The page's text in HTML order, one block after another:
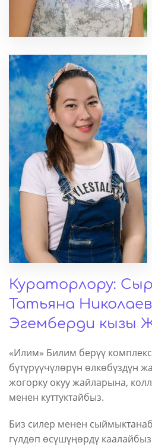
Кураторлору:
Татьяна
Эгемберди кызы
«Илим» Билим берүү
бүтүрүүчүлөрүн өлкөбүздүн
жогорку окуу жайларына,
менен куттуктайбыз.
Биз силер менен
гүлдөп өсүшүңөрдү